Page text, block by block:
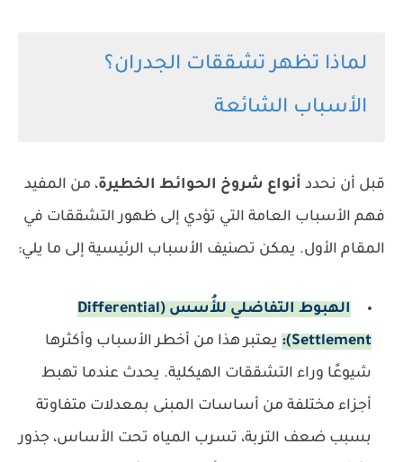
لماذا تظهر تشققات الجدران؟
الأسباب الشائعة
قبل أن نحدد أنواع شروخ الحوائط الخطيرة، من المفيد
فهم الأسباب العامة التي تؤدي إلى ظهور التشققات في
المقام الأول. يمكن تصنيف الأسباب الرئيسية إلى ما يلي:
الهبوط التفاضلي للأُسس (Differential
Settlement):
يعتبر هذا من أخطر الأسباب وأكثرها
شيوعًا وراء التشققات الهيكلية. يحدث عندما تهبط
أجزاء مختلفة من أساسات المبنى بمعدلات متفاوتة
بسبب ضعف التربة، تسرب المياه تحت الأساس، جذور